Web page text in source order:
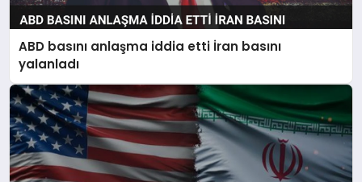
ABD basını anlaşma iddia etti İran basını
yalanladı